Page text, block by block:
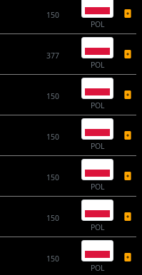
150
POL
377
POL
150
POL
150
POL
150
POL
150
POL
150
POL